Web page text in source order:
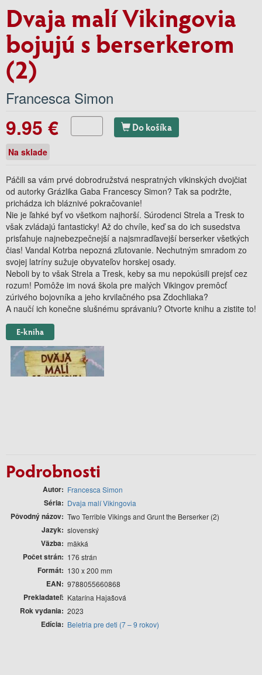
Dvaja malí Vikingovia
bojujú s berserkerom
(2)
Francesca Simon
9.95 € Do košíka
Na sklade
Páčili sa vám prvé dobrodružstvá nespratných vikinských dvojčiat
od autorky Grázlika Gaba Francescy Simon? Tak sa podržte,
prichádza ich bláznivé pokračovanie!
Nie je ľahké byť vo všetkom najhorší. Súrodenci Strela a Tresk to
však zvládajú fantasticky! Až do chvíle, keď sa do ich susedstva
prisťahuje najnebezpečnejší a najsmradľavejší berserker všetkých
čias! Vandal Kotrba nepozná zľutovanie. Nechutným smradom zo
svojej latríny sužuje obyvateľov horskej osady.
Neboli by to však Strela a Tresk, keby sa mu nepokúsili prejsť cez
rozum! Pomôže im nová škola pre malých Vikingov premôcť
zúrivého bojovníka a jeho krvilačného psa Zdochliaka?
A naučí ich konečne slušnému správaniu? Otvorte knihu a zistite to!
E-kniha
Podrobnosti
Autor Francesca Simon
Séria Dvaja malí Vikingovia
Pôvodný názov Two Terrible Vikings and Grunt the Berserker (2)
Jazyk slovenský
Väzba mäkká
Počet strán 176 strán
Formát 130 x 200 mm
EAN 9788055660868
Prekladateľ Katarína Hajašová
Rok vydania 2023
Edícia Beletria pre deti (7 – 9 rokov)